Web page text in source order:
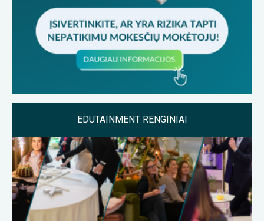
EDUTAINMENT RENGINIAI